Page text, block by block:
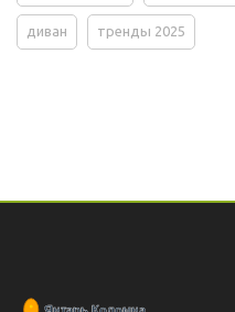
диван тренды 2025